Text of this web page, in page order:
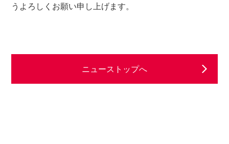
うよろしくお願い申し上げます。
ニューストップへ